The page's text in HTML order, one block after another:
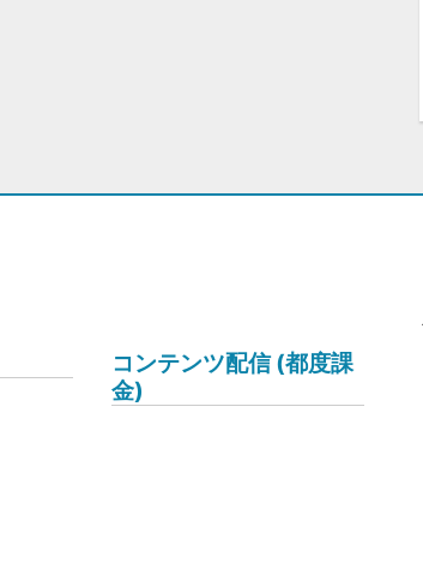
コンテンツ配信 (都度課
金)